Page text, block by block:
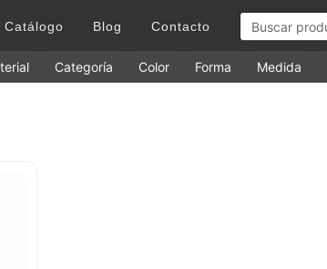
Catálogo Blog Contacto
Categoría Color Forma Medida